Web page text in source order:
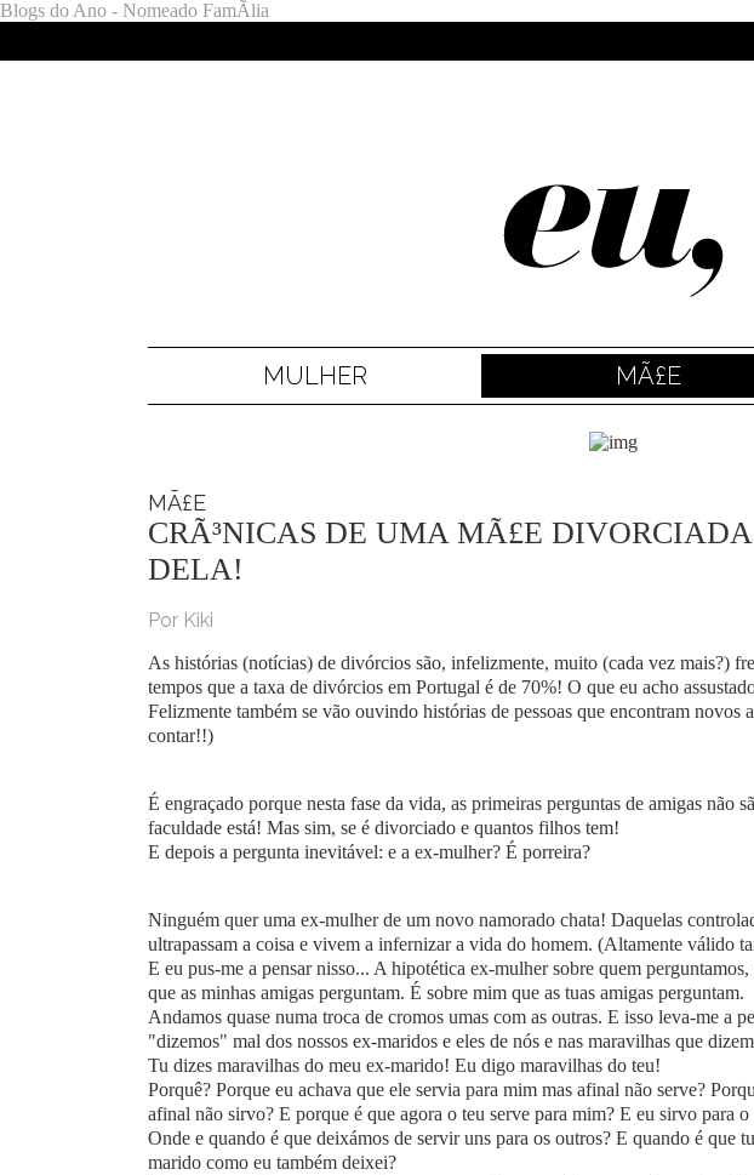
Blogs do Ano - Nomeado FamÃ­lia
MULHER MÃ£E
MÃ£E
CRÃ³NICAS DE UMA MÃ£E
DELA!
Por Kiki
As histórias (notícias) de divórcios são, infelizmente, muito (cada vez mais?)
tempos que a taxa de divórcios em Portugal é de 70%! O que eu acho
Felizmente também se vão ouvindo histórias de pessoas que encontram
contar!!)
É engraçado porque nesta fase da vida, as primeiras perguntas de amigas não
faculdade está! Mas sim, se é divorciado e quantos filhos tem!
E depois a pergunta inevitável: e a ex-mulher? É porreira?
Ninguém quer uma ex-mulher de um novo namorado chata! Daquelas
ultrapassam a coisa e vivem a infernizar a vida do homem. (Altamente válido
E eu pus-me a pensar nisso... A hipotética ex-mulher sobre quem
que as minhas amigas perguntam. É sobre mim que as tuas amigas perguntam.
Andamos quase numa troca de cromos umas com as outras. E isso leva-me a
"dizemos" mal dos nossos ex-maridos e eles de nós e nas maravilhas que
Tu dizes maravilhas do meu ex-marido! Eu digo maravilhas do teu!
Porquê? Porque eu achava que ele servia para mim mas afinal não serve?
afinal não sirvo? E porque é que agora o teu serve para mim? E eu sirvo para o
Onde e quando é que deixámos de servir uns para os outros? E quando é que
marido como eu também deixei?